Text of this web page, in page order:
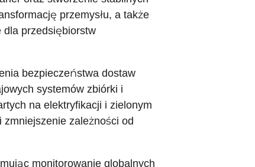
przemysłu, a także
dla przedsiębiorstw
bezpieczeństwa dostaw
systemów zbiórki i
na elektryfikacji i zielonym
zależności od
monitorowanie globalnych